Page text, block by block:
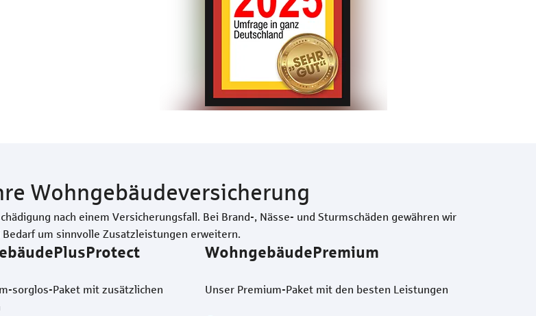
Wohngebäudeversicherung
nach einem Versicherungsfall. Bei Brand-, Nässe- und Sturmschäden gewähren wir
um sinnvolle Zusatzleistungen erweitern.
sorglos-Paket mit zusätzlichen
WohngebäudePremium
Unser Premium-Paket mit den besten Leistungen